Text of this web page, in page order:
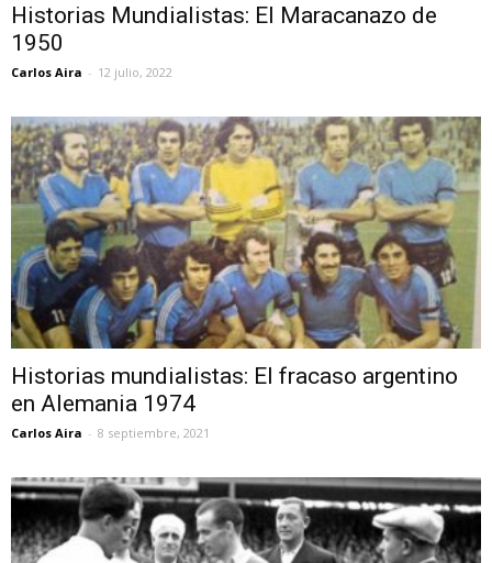
Historias Mundialistas: El Maracanazo de
1950
Carlos Aira - 12 julio, 2022
Historias mundialistas: El fracaso argentino
en Alemania 1974
Carlos Aira - 8 septiembre, 2021